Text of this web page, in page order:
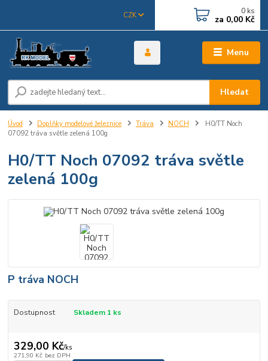
Menu
CZK
Hledat
0 ks
za 0,00 Kč
Úvod Doplňky modelové železnice Tráva NOCH
H0/TT Noch
07092 tráva světle zelená 100g
H0/TT Noch 07092 tráva světle
zelená 100g
P tráva NOCH
Dostupnost Skladem 1 ks
329,00 Kč/ks
271,90 Kč bez DPH